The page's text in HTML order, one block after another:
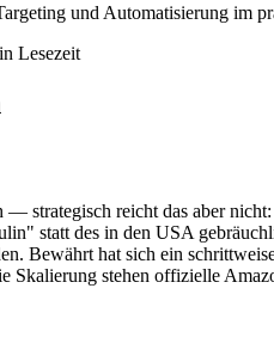
und Automatisierung im
Lesezeit
strategisch reicht das aber
statt des in den USA
Bewährt hat sich ein
stehen offizielle